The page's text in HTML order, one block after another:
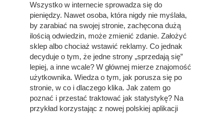
Wszystko w internecie sprowadza się do
pieniędzy. Nawet osoba, która nigdy nie myślała,
by zarabiać na swojej stronie, zachęcona dużą
ilością odwiedzin, może zmienić zdanie. Założyć
sklep albo chociaż wstawić reklamy. Co jednak
decyduje o tym, że jedne strony „sprzedają się”
lepiej, a inne wcale? W głównej mierze znajomość
użytkownika. Wiedza o tym, jak porusza się po
stronie, w co i dlaczego klika. Jak zatem go
poznać i przestać traktować jak statystykę? Na
przykład korzystając z nowej polskiej aplikacji